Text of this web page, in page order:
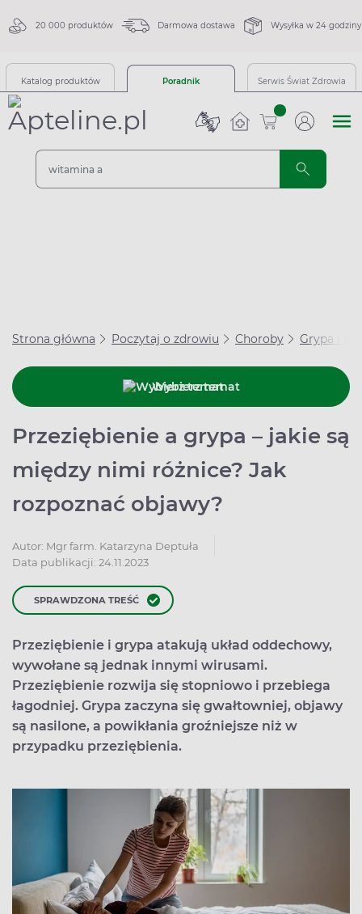
20 000 produktów Darmowa dostawa Wysyłka w 24 godziny
Katalog produktów Poradnik Serwis Świat Zdrowia
sztuk
Strona główna Poczytaj o zdrowiu Choroby Grypa i
Wybierz temat
Przeziębienie a grypa – jakie są
między nimi różnice? Jak
rozpoznać objawy?
Autor: Mgr farm. Katarzyna Deptuła
Data publikacji: 24.11.2023
SPRAWDZONA TREŚĆ
Przeziębienie i grypa atakują układ oddechowy,
wywołane są jednak innymi wirusami.
Przeziębienie rozwija się stopniowo i przebiega
łagodniej. Grypa zaczyna się gwałtowniej, objawy
są nasilone, a powikłania groźniejsze niż w
przypadku przeziębienia.